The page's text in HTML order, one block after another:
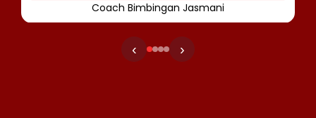
Coach Bimbingan Jasmani
‹ ›